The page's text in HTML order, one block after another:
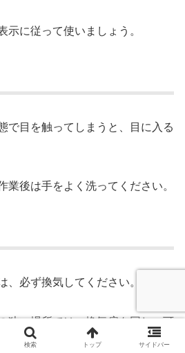
に従って使いましょう。
で目を触ってしまうと、目に入る
後は手をよく洗ってください。
必ず換気してください。
狭い場所では、換気扇を回し、可
空気の流れを作りましょう。
検索 トップ サイドバー